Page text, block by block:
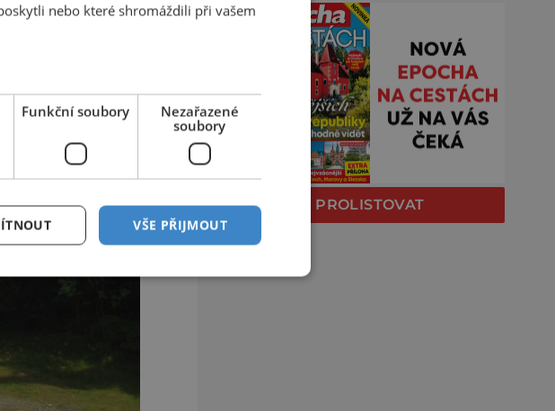
PROLISTOVAT
nebo které shromáždili při vašem
Funkční soubory
Nezařazené
soubory
VŠE PŘIJMOUT